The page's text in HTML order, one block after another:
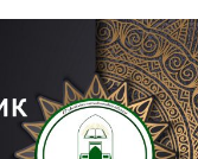
ВАКИЛЛИГИ